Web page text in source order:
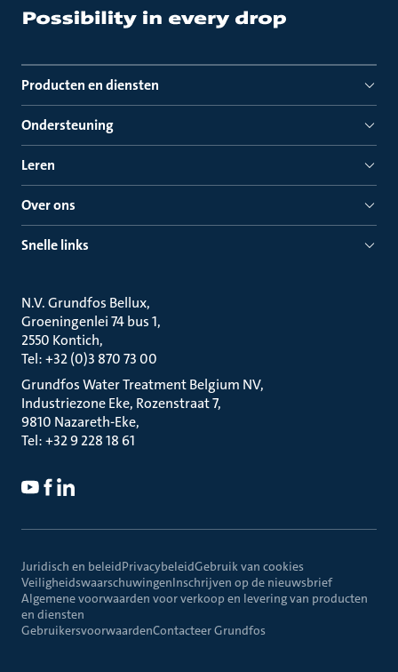
Producten en diensten
Ondersteuning
Leren
Over ons
Snelle links
N.V. Grundfos Bellux
Groeningenlei 74 bus 1
2550 Kontich
Tel: +32 (0)3 870 73 00
Grundfos Water Treatment Belgium NV
Industriezone Eke, Rozenstraat 7
9810 Nazareth-Eke
Tel: +32 9 228 18 61
Juridisch en beleidPrivacybeleidGebruik van cookies
VeiligheidswaarschuwingenInschrijven op de nieuwsbrief
Algemene voorwaarden voor verkoop en levering van producten
en diensten
GebruikersvoorwaardenContacteer Grundfos